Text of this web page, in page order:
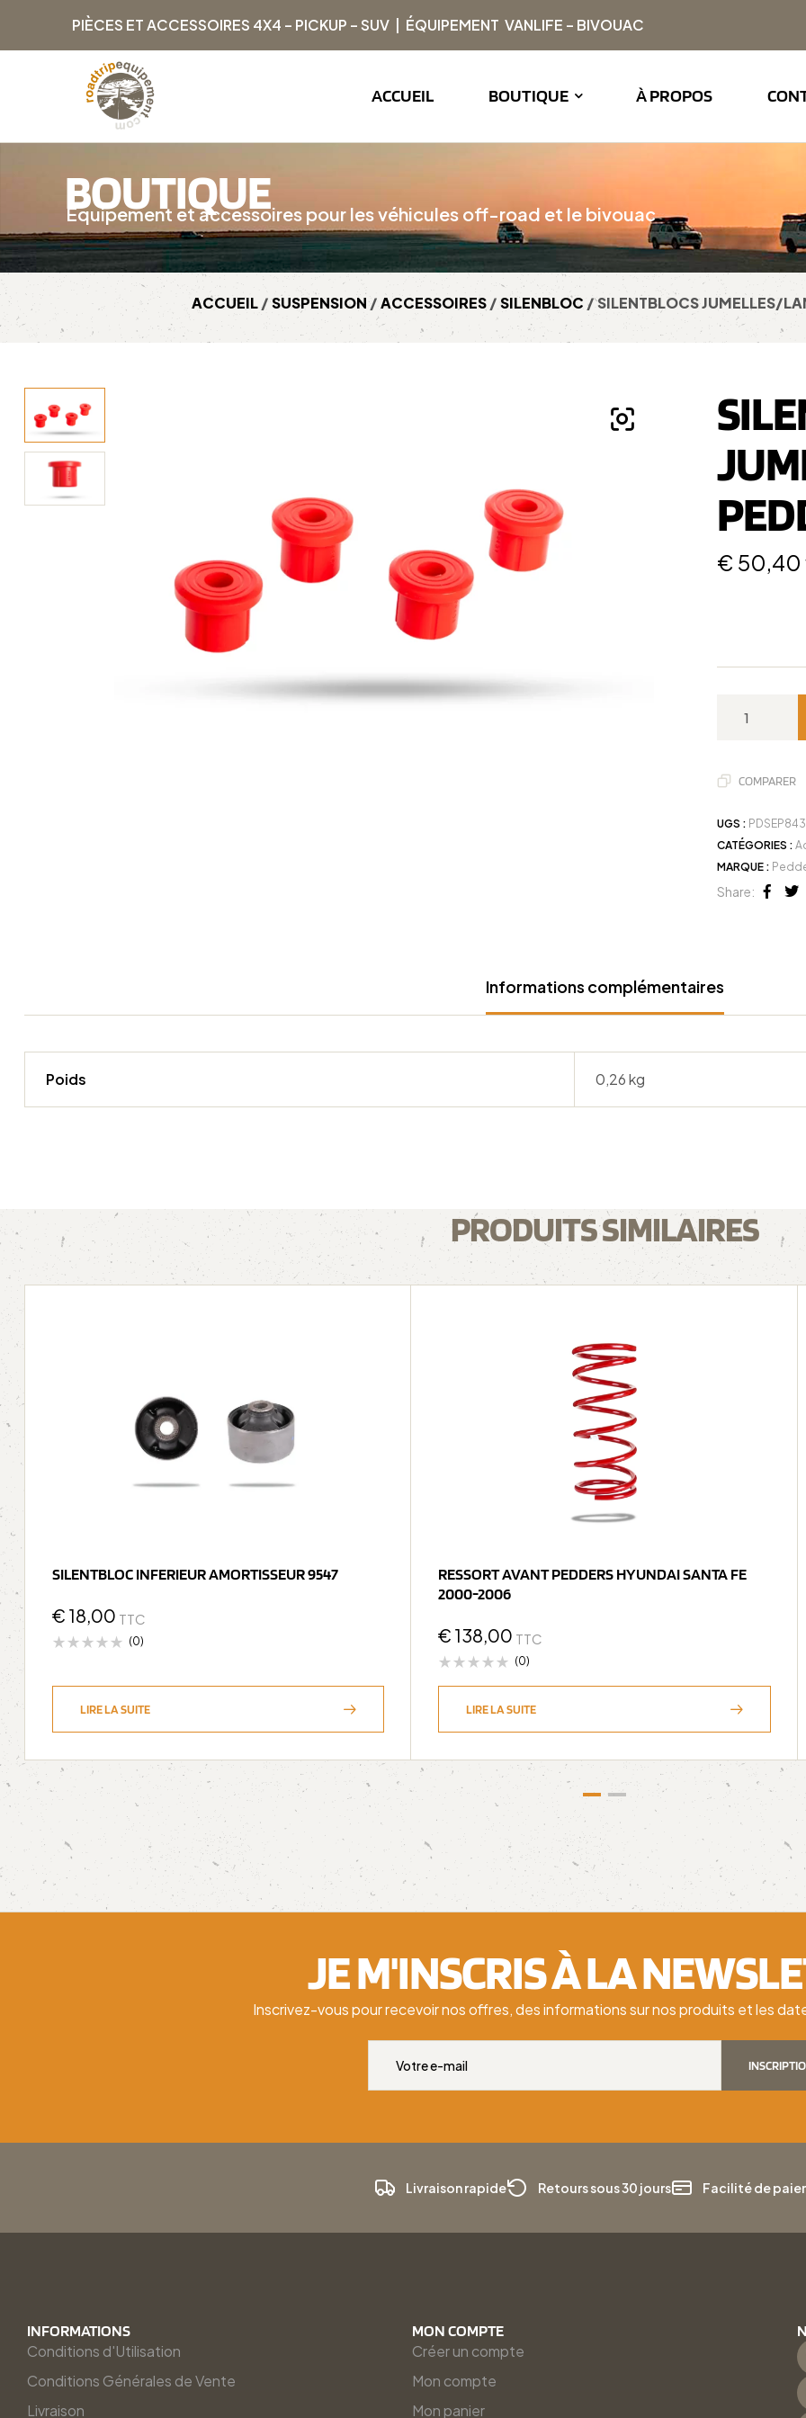
PIÈCES ET ACCESSOIRES 4X4 – PICKUP – SUV | ÉQUIPEMENT VANLIFE – BIVOUAC
ACCUEIL BOUTIQUE À PROPOS
BOUTIQUE
Équipement et accessoires pour les véhicules off-road et le bivouac
ACCUEIL/SUSPENSION/ACCESSOIRES/SILENBLOC / SILENTBLOCS JUMELLES/
€ 50,40
COMPARER
UGS :
CATÉGORIES :
MARQUE :
Share:
Informations complémentaires
Poids 0,26 kg
PRODUITS SIMILAIRES
SILENTBLOC INFERIEUR AMORTISSEUR 9547
€ 18,00 TTC
(0)
LIRE LA SUITE
RESSORT AVANT PEDDERS HYUNDAI SANTA FE
2000-2006
€ 138,00 TTC
(0)
LIRE LA SUITE
JE M'INSCRIS À LA
Inscrivez-vous pour recevoir nos offres, des informations sur nos produits et les
Livraison rapide Retours sous 30 jours Facilité de
INFORMATIONS
Conditions d'Utilisation
Conditions Générales de Vente
Livraison
MON COMPTE
Créer un compte
Mon compte
Mon panier